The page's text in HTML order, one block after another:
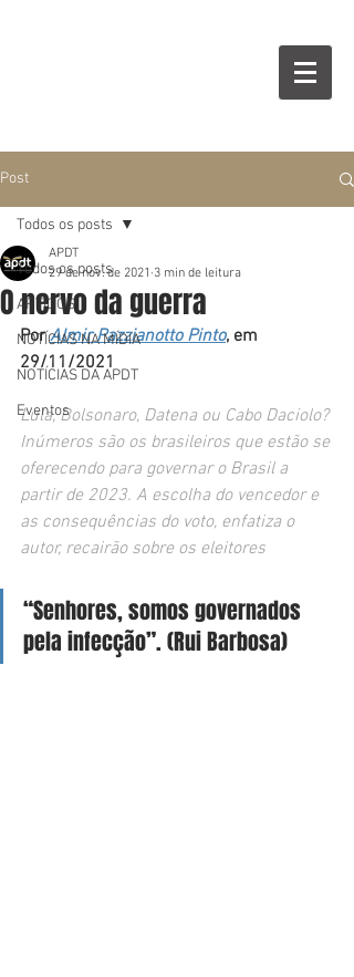
Post
Todos os posts
ARTIGOS
NOTÍCIAS NA MÍDIA
NOTÍCIAS DA APDT
Eventos
Todos os posts
O nervo da guerra
APDT
29 de nov. de 2021 3 min de leitura
Por Almir Pazzianotto Pinto, em
29/11/2021
Lula, Bolsonaro, Datena ou Cabo Daciolo?
Inúmeros são os brasileiros que estão se
oferecendo para governar o Brasil a
partir de 2023. A escolha do vencedor e
as consequências do voto, enfatiza o
autor, recairão sobre os eleitores
“Senhores, somos governados
pela infecção”. (Rui Barbosa)